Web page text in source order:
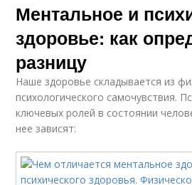
Ментальное и
здоровье: как
разницу
Наше здоровье складывается из
психологического самочувствия.
ключевых ролей в состоянии
нее зависят: